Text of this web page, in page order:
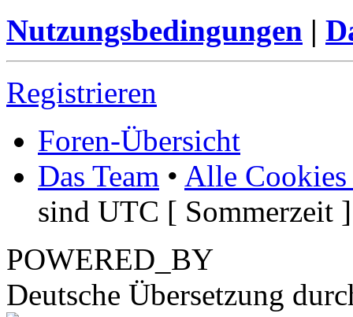
Nutzungsbedingungen |
Registrieren
Foren-Übersicht
Das Team • Alle Cookies
sind UTC [ Sommerzeit ]
POWERED_BY
Deutsche Übersetzung